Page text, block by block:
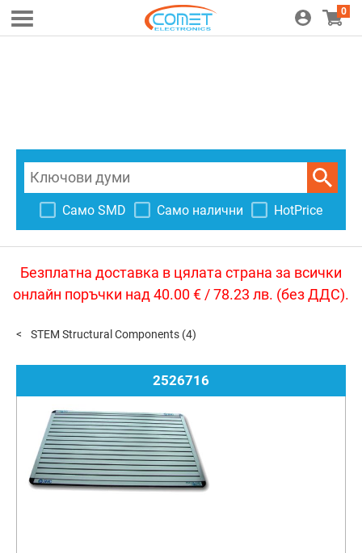
0
Само SMD Само налични HotPrice
Безплатна доставка в цялата страна за всички
онлайн поръчки над 40.00 € / 78.23 лв. (без ДДС).
STEM Structural Components (4)
2526716